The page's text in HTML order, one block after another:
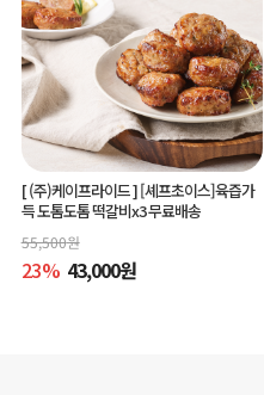
[ (주)케이프라이드 ][셰프초이스]육즙가
득 도톰도톰 떡갈비x3 무료배송
55,500원
23% 43,000원